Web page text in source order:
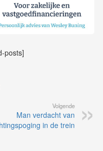
posts]
Volgende
Man verdacht van
in de trein